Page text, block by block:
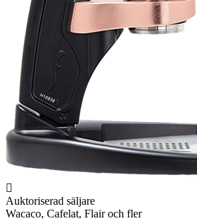
Auktoriserad säljare
Wacaco, Cafelat, Flair och fler